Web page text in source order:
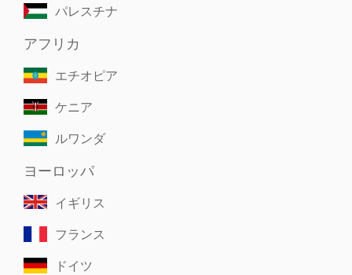
パレスチナ
アフリカ
エチオピア
ケニア
ルワンダ
ヨーロッパ
イギリス
フランス
ドイツ